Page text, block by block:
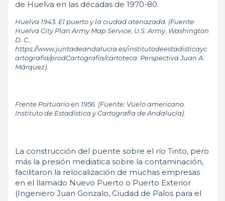
de Huelva en las décadas de 1970-80.
Huelva 1943. El puerto y la ciudad atenazada. (Fuente:
Huelva City Plan Army Map Service, U.S. Army. Washington
D. C..
https://www.juntadeandalucia.es/institutodeestadisticayc
artografia/prodCartografia/cartoteca. Perspectiva Juan A.
Márquez).
Frente Portuario en 1956. (Fuente: Vuelo americano.
Instituto de Estadística y Cartografía de Andalucía).
La construcción del puente sobre el río Tinto, pero
más la presión mediatica sobre la contaminación,
facilitaron la relocalización de muchas empresas
en el llamado Nuevo Puerto o Puerto Exterior
(Ingeniero Juan Gonzalo, Ciudad de Palos para el